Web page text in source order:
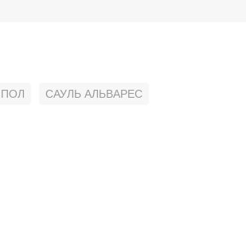
САУЛЬ АЛЬВАРЕС